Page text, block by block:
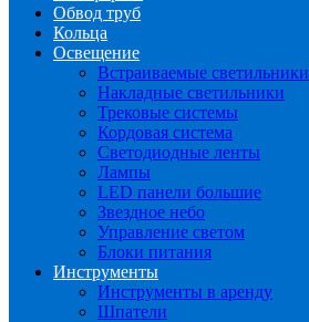
Обвод труб
Кольца
Освещение
Встраиваемые светильники
Накладные светильники
Трековые системы
Кордовая система
Светодиодные ленты
Лампы
LED панели большие
Звездное небо
Управление светом
Блоки питания
Инструменты
Инструменты в аренду
Шпатели